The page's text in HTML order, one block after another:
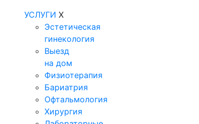
УСЛУГИ X
Эстетическая
гинекология
Выезд
на дом
Физиотерапия
Бариатрия
Офтальмология
Хирургия